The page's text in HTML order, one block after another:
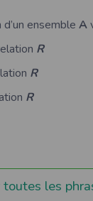
ensemble A
R
R
R
toutes les